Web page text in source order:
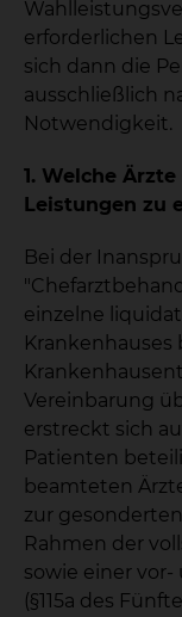
erforderlichen
sich dann die
ausschließlich
Notwendigkeit.
1. Welche
Leistungen zu
Bei der
einzelne
Krankenhauses
Vereinbarung
erstreckt sich
Patienten
beamteten
zur
Rahmen der
sowie einer
(§115a des